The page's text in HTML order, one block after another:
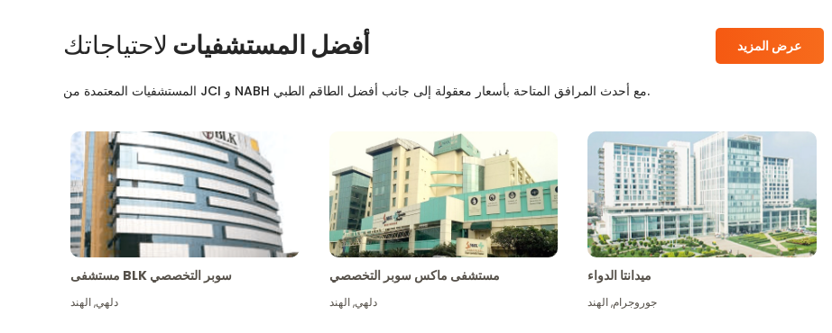
أفضل المستشفيات لاحتياجاتك عرض المزيد
المستشفيات المعتمدة من JCI و NABH مع أحدث المرافق المتاحة بأسعار معقولة إلى جانب أفضل الطاقم الطبي.
مستشفى BLK سوبر التخصصي
دلهي,الهند
مستشفى ماكس سوبر التخصصي
دلهي,الهند
ميدانتا الدواء
جوروجرام,الهند